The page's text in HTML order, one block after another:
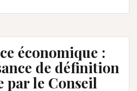
économique :
de définition
par le Conseil